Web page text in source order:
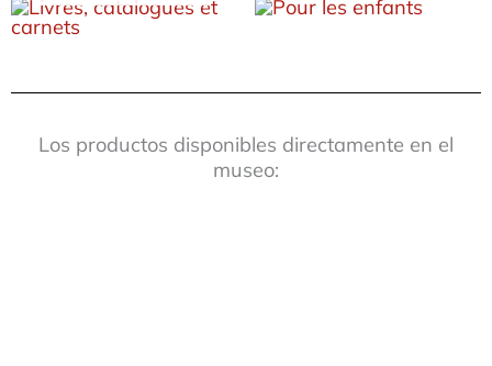
Los productos disponibles directamente en el
museo: